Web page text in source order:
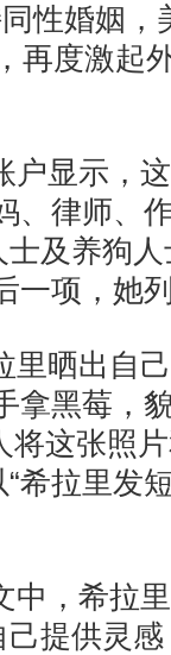
婚姻，
再度激起
显示，这
、律师、
及养狗人
一项，她
晒出自己
黑莓，
将这张照
希拉里发
，希拉里
提供灵